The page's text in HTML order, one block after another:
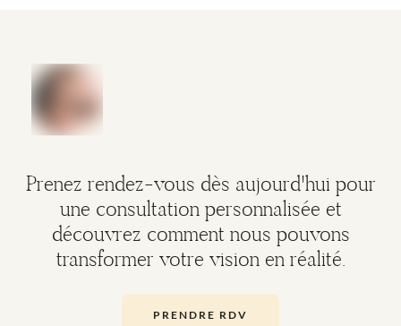
Prenez rendez-vous dès aujourd'hui pour
une consultation personnalisée et
découvrez comment nous pouvons
transformer votre vision en réalité.
PRENDRE RDV